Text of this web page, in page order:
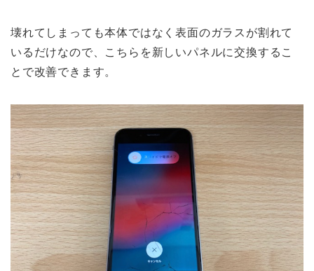
壊れてしまっても本体ではなく表面のガラスが割れて
いるだけなので、こちらを新しいパネルに交換するこ
とで改善できます。